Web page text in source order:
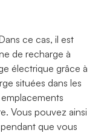
ce cas, il est
de recharge à
électrique grâce à
situées dans les
Vous pouvez ainsi
que vous